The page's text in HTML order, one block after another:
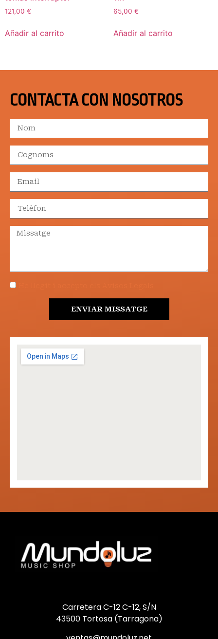
121,00 €
Añadir al carrito
65,00 €
Añadir al carrito
CONTACTA CON NOSOTROS
ENVIAR MISSATGE
Carretera C-12 C-12, S/N
43500 Tortosa (Tarragona)